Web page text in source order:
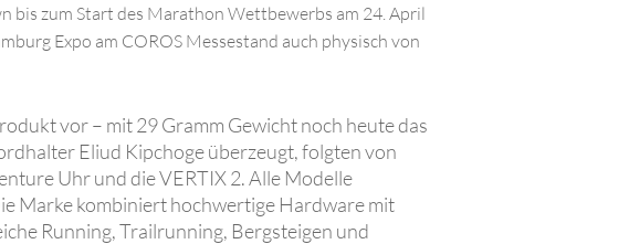
bis zum Start des Marathon Wettbewerbs am 24. April
Expo am COROS Messestand auch physisch von
vor – mit 29 Gramm Gewicht noch heute das
Eliud Kipchoge überzeugt, folgten von
Uhr und die VERTIX 2. Alle Modelle
Marke kombiniert hochwertige Hardware mit
Running, Trailrunning, Bergsteigen und